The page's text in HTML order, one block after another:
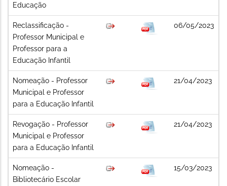
Educação
Reclassificação -
Professor Municipal e
Professor para a
Educação Infantil
06/05/2023
Nomeação - Professor
Municipal e Professor
para a Educação Infantil
21/04/2023
Revogação - Professor
Municipal e Professor
para a Educação Infantil
21/04/2023
Nomeação -
Bibliotecário Escolar
15/03/2023